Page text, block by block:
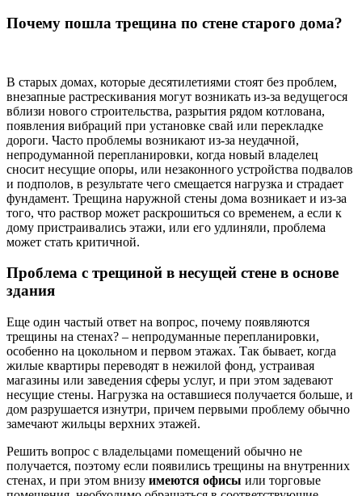
Почему пошла трещина по стене старого дома?
В старых домах, которые десятилетиями стоят без проблем,
внезапные растрескивания могут возникать из-за ведущегося
вблизи нового строительства, разрытия рядом котлована,
появления вибраций при установке свай или перекладке
дороги. Часто проблемы возникают из-за неудачной,
непродуманной перепланировки, когда новый владелец
сносит несущие опоры, или незаконного устройства подвалов
и подполов, в результате чего смещается нагрузка и страдает
фундамент. Трещина наружной стены дома возникает и из-за
того, что раствор может раскрошиться со временем, а если к
дому пристраивались этажи, или его удлиняли, проблема
может стать критичной.
Проблема с трещиной в несущей стене в основе
здания
Еще один частый ответ на вопрос, почему появляются
трещины на стенах? – непродуманные перепланировки,
особенно на цокольном и первом этажах. Так бывает, когда
жилые квартиры переводят в нежилой фонд, устраивая
магазины или заведения сферы услуг, и при этом задевают
несущие стены. Нагрузка на оставшиеся получается больше, и
дом разрушается изнутри, причем первыми проблему обычно
замечают жильцы верхних этажей.
Решить вопрос с владельцами помещений обычно не
получается, поэтому если появились трещины на внутренних
стенах, и при этом внизу имеются офисы или торговые